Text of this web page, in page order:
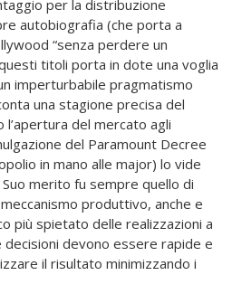
per la distribuzione
autobiografia (che porta a
“senza perdere un
titoli porta in dote una voglia
imperturbabile pragmatismo
una stagione precisa del
l’apertura del mercato agli
del Paramount Decree
in mano alle major) lo vide
merito fu sempre quello di
produttivo, anche e
più spietato delle realizzazioni a
devono essere rapide e
il risultato minimizzando i